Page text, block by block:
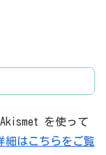
を使って
細はこちらをご覧